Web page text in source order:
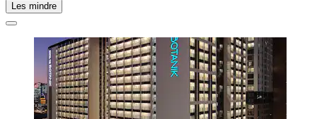
Les mindre